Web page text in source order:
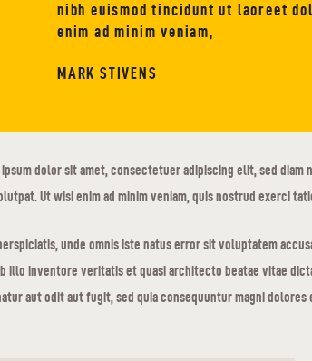
nibh euismod tincidunt ut laoreet
enim ad minim veniam,
MARK STIVENS
ipsum dolor sit amet, consectetuer adipiscing elit, sed
Ut wisi enim ad minim veniam, quis nostrud exerci
unde omnis iste natus error sit voluptatem
illo inventore veritatis et quasi architecto beatae vitae
aut odit aut fugit, sed quia consequuntur magni